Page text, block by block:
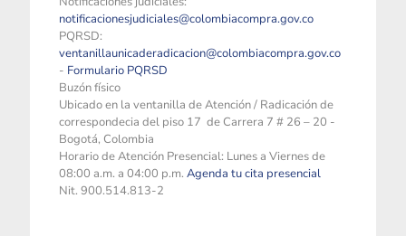
notificacionesjudiciales@colombiacompra.gov.co
PQRSD:
ventanillaunicaderadicacion@colombiacompra.gov.co
- Formulario PQRSD
Buzón físico
Ubicado en la ventanilla de Atención / Radicación de
correspondecia del piso 17 de Carrera 7 # 26 – 20 -
Bogotá, Colombia
Horario de Atención Presencial: Lunes a Viernes de
08:00 a.m. a 04:00 p.m. Agenda tu cita presencial
Nit. 900.514.813-2